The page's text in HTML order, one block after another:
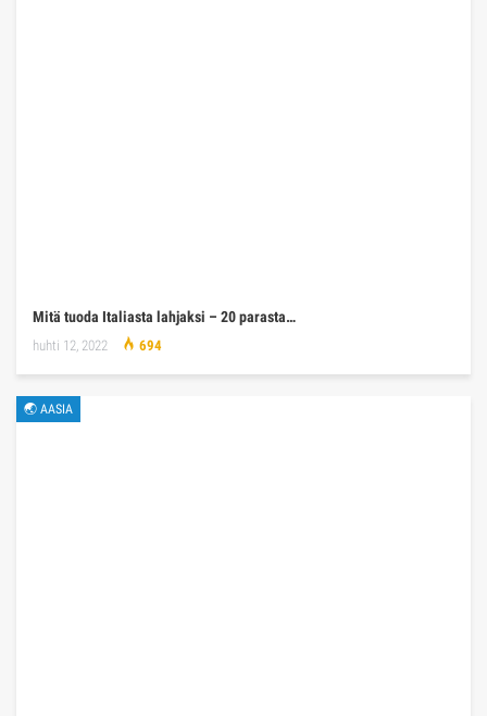
Mitä tuoda Italiasta lahjaksi – 20 parasta…
huhti 12, 2022 694
🌏 AASIA